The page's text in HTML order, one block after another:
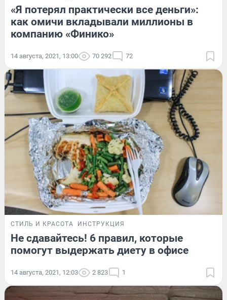
«Я потерял практически все деньги»:
как омичи вкладывали миллионы в
компанию «Финико»
14 августа, 2021, 13:00 70 292 72
СТИЛЬ И КРАСОТА ИНСТРУКЦИЯ
Не сдавайтесь! 6 правил, которые
помогут выдержать диету в офисе
14 августа, 2021, 12:03 2 823 1